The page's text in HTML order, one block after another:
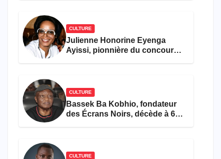
CULTURE
Julienne Honorine Eyenga
Ayissi, pionnière du concours
CULTURE
Bassek Ba Kobhio, fondateur
des Écrans Noirs, décède à 69
CULTURE